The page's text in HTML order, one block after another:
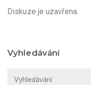
Diskuze je uzavřena.
Vyhledávání